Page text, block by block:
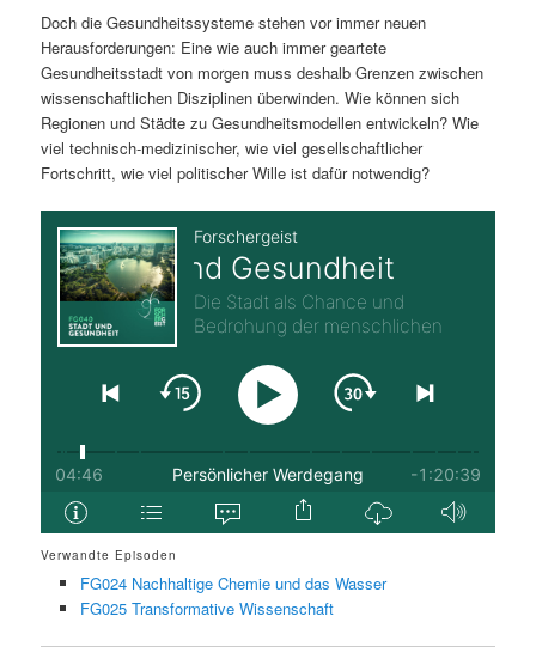
n
Doch die Gesundheitssysteme stehen vor immer neuen
Herausforderungen: Eine wie auch immer geartete
Gesundheitsstadt von morgen muss deshalb Grenzen zwischen
wissenschaftlichen Disziplinen überwinden. Wie können sich
Regionen und Städte zu Gesundheitsmodellen entwickeln? Wie
viel technisch-medizinischer, wie viel gesellschaftlicher
Fortschritt, wie viel politischer Wille ist dafür notwendig?
Verwandte Episoden
FG024 Nachhaltige Chemie und das Wasser
FG025 Transformative Wissenschaft